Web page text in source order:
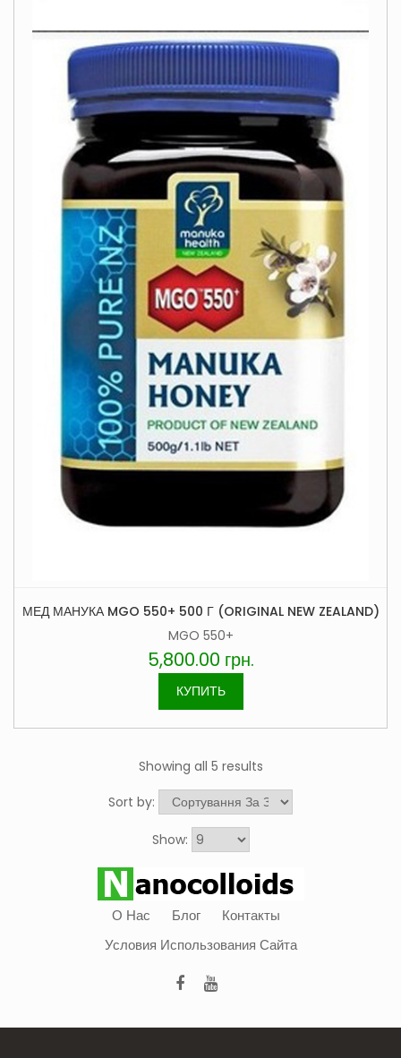
МЕД МАНУКА MGO 550+ 500 Г (ORIGINAL NEW ZEALAND)
MGO 550+
5,800.00 грн.
КУПИТЬ
Showing all 5 results
Sort by:
Show:
О Нас Блог
Контакты
Условия Использования Сайта